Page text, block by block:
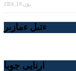
يۋن 19, 2016
ءتىل ءمازىر
ارنايى جوبا